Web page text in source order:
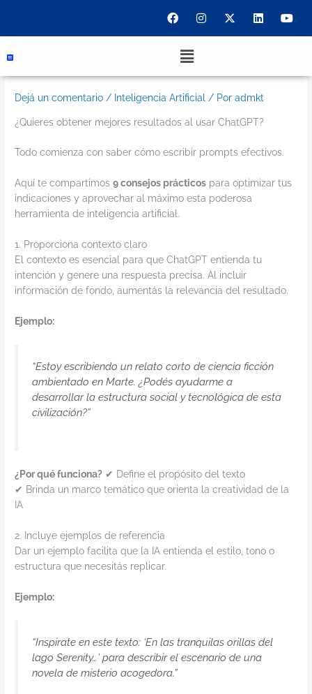
contenido
F
a
c
o
I
n
s
r
m
X
-
t
t
r
L
i
n
i
Y
o
u
e
Menu
Dejá un comentario / Inteligencia Artificial / Poradmkt
¿Quieres obtener mejores resultados al usar ChatGPT?
Todo comienza con saber cómo escribir prompts efectivos.
Aquí te compartimos9 consejos prácticos para optimizar tus
indicaciones y aprovechar al máximo esta poderosa
herramienta de inteligencia artificial.
1. Proporciona contexto claro
El contexto es esencial para que ChatGPT entienda tu
intención y genere una respuesta precisa. Al incluir
información de fondo, aumentás la relevancia del resultado.
Ejemplo:
“Estoy escribiendo un relato corto de ciencia ficción
ambientado en Marte. ¿Podés ayudarme a
desarrollar la estructura social y tecnológica de esta
civilización?”
¿Por qué funciona? ✔ Define el propósito del texto
✔ Brinda un marco temático que orienta la creatividad de la
IA
2. Incluye ejemplos de referencia
Dar un ejemplo facilita que la IA entienda el estilo, tono o
estructura que necesitás replicar.
Ejemplo:
“Inspirate en este texto: ‘En las tranquilas orillas del
lago Serenity…’ para describir el escenario de una
novela de misterio acogedora.”